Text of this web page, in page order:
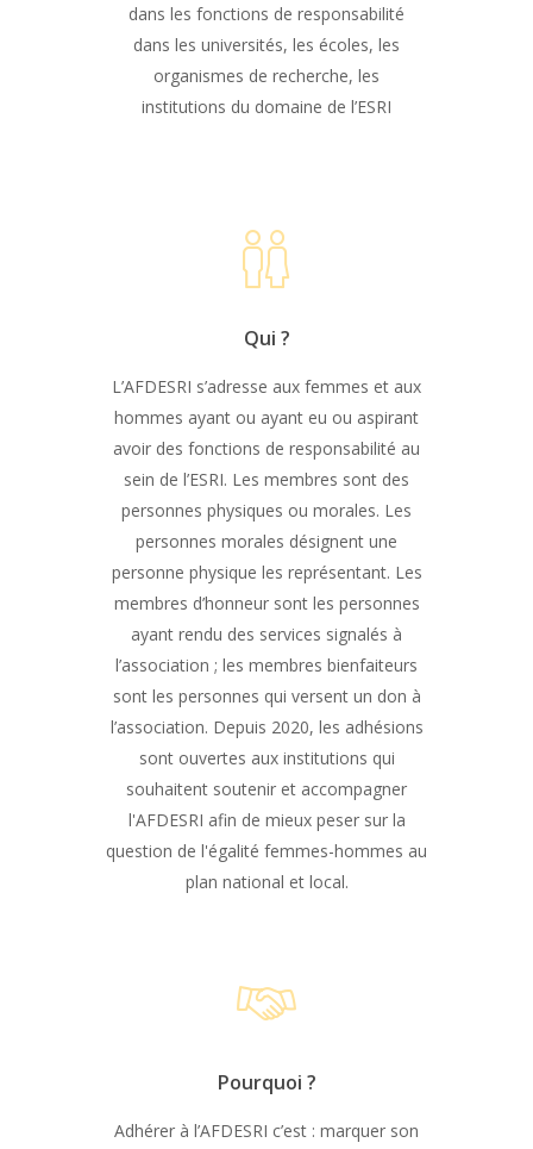
dans les fonctions de responsabilité
dans les universités, les écoles, les
organismes de recherche, les
institutions du domaine de l’ESRI
Qui ?
L’AFDESRI s’adresse aux femmes et aux
hommes ayant ou ayant eu ou aspirant
avoir des fonctions de responsabilité au
sein de l’ESRI. Les membres sont des
personnes physiques ou morales. Les
personnes morales désignent une
personne physique les représentant. Les
membres d’honneur sont les personnes
ayant rendu des services signalés à
l’association ; les membres bienfaiteurs
sont les personnes qui versent un don à
l’association. Depuis 2020, les adhésions
sont ouvertes aux institutions qui
souhaitent soutenir et accompagner
l'AFDESRI afin de mieux peser sur la
question de l'égalité femmes-hommes au
plan national et local.
Pourquoi ?
Adhérer à l’AFDESRI c’est : marquer son